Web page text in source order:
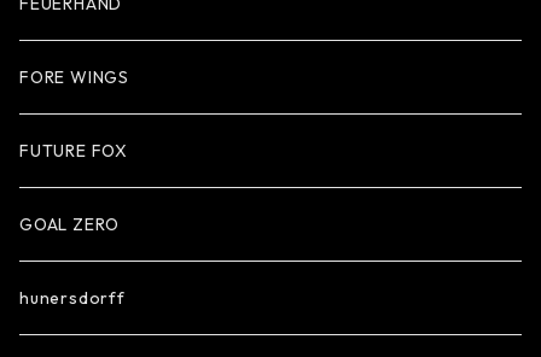
FORE WINGS
FUTURE FOX
GOAL ZERO
hunersdorff